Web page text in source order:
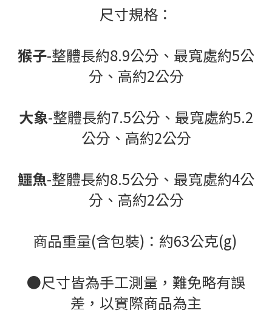
尺寸規格：
猴子-整體長約8.9公分、最寬處約5公
分、高約2公分
大象-整體長約7.5公分、最寬處約5.2
公分、高約2公分
鱷魚-整體長約8.5公分、最寬處約4公
分、高約2公分
商品重量(含包裝)：約63公克(g)
●尺寸皆為手工測量，難免略有誤
差，以實際商品為主